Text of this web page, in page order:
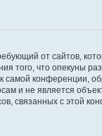
от сайтов,
того, что опекуны
конференции,
и не является
связанных с этой